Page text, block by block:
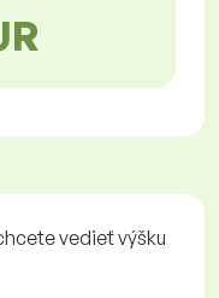
vedieť výšku